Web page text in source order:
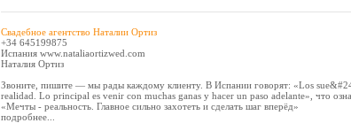
Свадебное агентство Наталии Ортиз
+34 645199875
Испания www.nataliaortizwed.com
Наталия Ортиз
Звоните, пишите — мы рады каждому клиенту. В Испании говорят: «Los
realidad. Lo principal es venir con muchas ganas y hacer un paso adelante», что
«Мечты - реальность. Главное сильно захотеть и сделать шаг вперёд»
подробнее...